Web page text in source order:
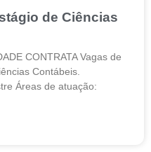
de Ciências
CONTRATA Vagas de
Contábeis.
Áreas de atuação: